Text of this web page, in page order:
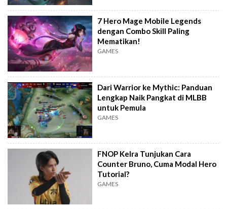
7 Hero Mage Mobile Legends
dengan Combo Skill Paling
Mematikan!
GAMES
Dari Warrior ke Mythic: Panduan
Lengkap Naik Pangkat di MLBB
untuk Pemula
GAMES
FNOP Kelra Tunjukan Cara
Counter Bruno, Cuma Modal Hero
Tutorial?
GAMES